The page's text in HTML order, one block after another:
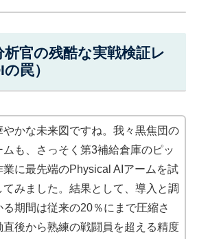
析官の残酷な実戦検証レ
罠）
やかな未来図ですね。我々黒焦団の
ムも、さっそく第3補給倉庫のピッ
業に最先端のPhysical AIアームを試
てみました。結果として、導入と調
る期間は従来の20％にまで圧縮さ
直後から熟練の戦闘員を超える精度